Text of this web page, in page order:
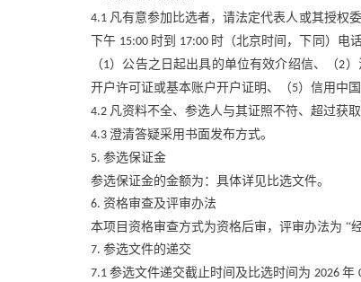
4.1 凡有意参加比选者，请法定代表人或其授权
下午 15:00 时到 17:00 时（北京时间，下同）电
（1）公告之日起出具的单位有效介绍信、（2
开户许可证或基本账户开户证明、（5）信用中
4.2 凡资料不全、参选人与其证照不符、超过获取
4.3 澄清答疑采用书面发布方式。
5. 参选保证金
参选保证金的金额为：具体详见比选文件。
6. 资格审查及评审办法
本项目资格审查方式为资格后审，评审办法为 “
7. 参选文件的递交
7.1 参选文件递交截止时间及比选时间为 2026 年